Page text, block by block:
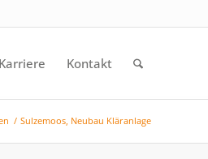
Karriere Kontakt
/ Sulzemoos, Neubau Kläranlage